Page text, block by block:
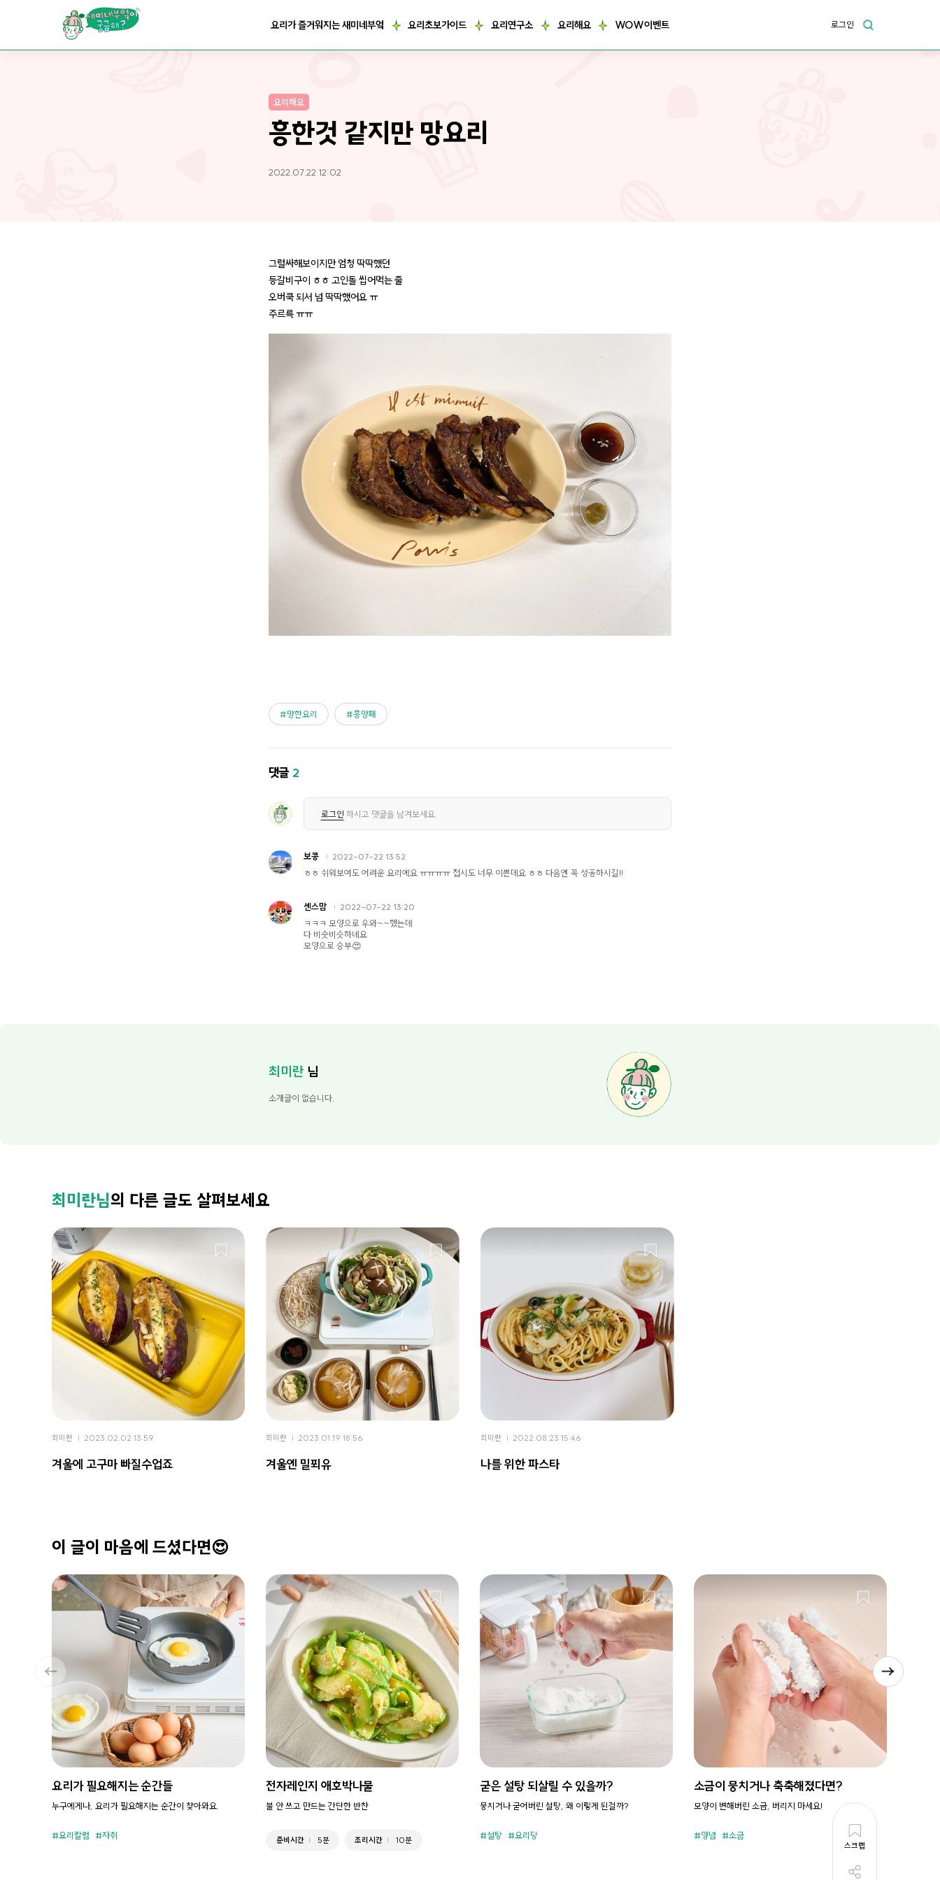
요리가 즐거워지는 새미네부엌 요리초보가이드 요리연구소 요리해요 WOW이벤트 로그인
스크랩
요리해요
흥한것 같지만 망요리
2022.07.22 12:02
그럴싸해보이지만 엄청 딱딱했던
등갈비구이 ㅎㅎ 고인돌 씹어먹는 줄
오버쿡 되서 넘 딱딱했어요 ㅠ
주르륵 ㅠㅠ
망한요리 흥망패
댓글 2
로그인 하시고 댓글을 남겨보세요.
보콩 2022-07-22 13:52
ㅎㅎ 쉬워보여도 어려운 요리에요 ㅠㅠㅠㅠ 접시도 너무 이쁜데요 ㅎㅎ 다음엔 꼭 성공하시길!!
센스맘 2022-07-22 13:20
ㅋㅋㅋ 모양으로 우와~~했는데
다 비숫비슷하네요
모양으로 승부😍
최미란 님
소개글이 없습니다.
최미란님의 다른 글도 살펴보세요
최미란 2023.02.02 13:59
겨울에 고구마 빠질수업죠
최미란 2023.01.19 18:56
겨울엔 밀푀유
최미란 2022.08.23 15:46
나를 위한 파스타
이 글이 마음에 드셨다면😍
요리가 필요해지는 순간들
누구에게나, 요리가 필요해지는 순간이 찾아와요.
요리칼럼 자취
전자레인지 애호박나물
불 안 쓰고 만드는 간단한 반찬
준비시간 5분 조리시간 10분
굳은 설탕 되살릴 수 있을까?
뭉치거나 굳어버린 설탕, 왜 이렇게 된걸까?
설탕 요리당
소금이 뭉치거나 축축해졌다면?
모양이 변해버린 소금, 버리지 마세요!
양념 소금